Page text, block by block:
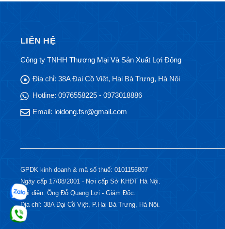
LIÊN HỆ
Công ty TNHH Thương Mại Và Sản Xuất Lợi Đông
Địa chỉ: 38A Đại Cồ Việt, Hai Bà Trưng, Hà Nội
Hotline: 0976558225 - 0973018886
Email: loidong.fsr@gmail.com
GPDK kinh doanh & mã số thuế: 0101156807
Ngày cấp 17/08/2001 - Nơi cấp Sở KHĐT Hà Nội.
Đại diện: Ông Đỗ Quang Lợi - Giám Đốc.
Địa chỉ: 38A Đại Cồ Việt, P.Hai Bà Trưng, Hà Nội.